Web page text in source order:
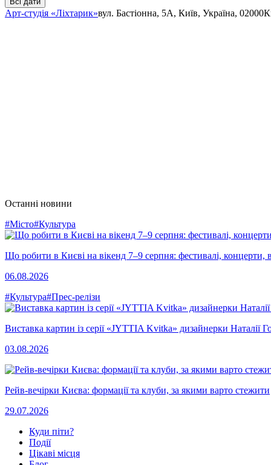
Арт-студія «Ліхтарик»вул. Бастіонна, 5А, Київ, Україна, 02000
Останні новини
#Місто#Культура
Що робити в Києві на вікенд 7–9 серпня: фестивалі, концерти,
06.08.2026
#Культура#Прес-релізи
Виставка картин із серії «JYTTIA Kvitka» дизайнерки Наталії
03.08.2026
Рейв-вечірки Києва: формації та клуби, за якими варто стежити
29.07.2026
Куди піти?
Події
Цікаві місця